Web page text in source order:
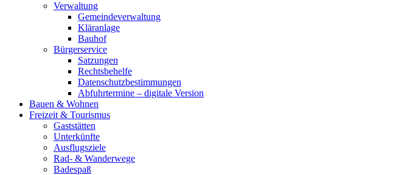
Verwaltung
Gemeindeverwaltung
Kläranlage
Bauhof
Bürgerservice
Satzungen
Rechtsbehelfe
Datenschutzbestimmungen
Abfuhrtermine – digitale Version
Bauen & Wohnen
Freizeit & Tourismus
Gaststätten
Unterkünfte
Ausflugsziele
Rad- & Wanderwege
Badespaß